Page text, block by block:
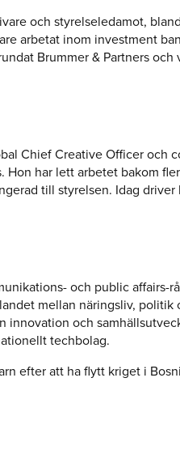
och styrelseledamot,
arbetat inom investment
Brummer & Partners och
Chief Creative Officer och
Hon har lett arbetet bakom
till styrelsen. Idag
och public affairs-
mellan näringsliv, politik
innovation och
techbolag.
efter att ha flytt kriget i